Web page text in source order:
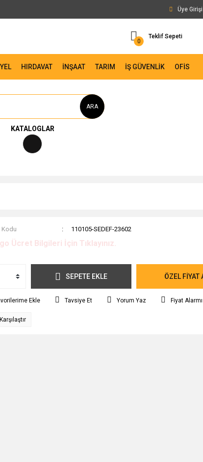
Üye Girişi
0
Teklif Sepeti
HIRDAVAT İNŞAAT TARIM İŞ GÜVENLİK OFİS
ARA
KATALOGLAR
110105-SEDEF-23602
Ücret Bilgileri İçin Tıklayınız.
SEPETE EKLE ÖZEL FİYAT
Tavsiye Et Yorum Yaz Fiyat Alarmı
Karşılaştır